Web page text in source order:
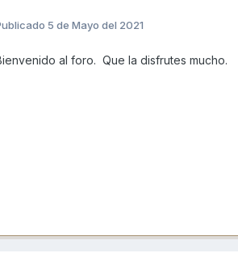
5 de Mayo del 2021
al foro. Que la disfrutes mucho.